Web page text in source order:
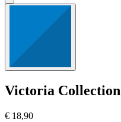
Victoria Collection
€ 18,90